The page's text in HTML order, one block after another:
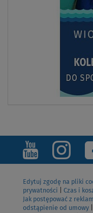
Edytuj zgodę na pliki
prywatności
Czas i
Jak postępować z
odstąpienie od umowy